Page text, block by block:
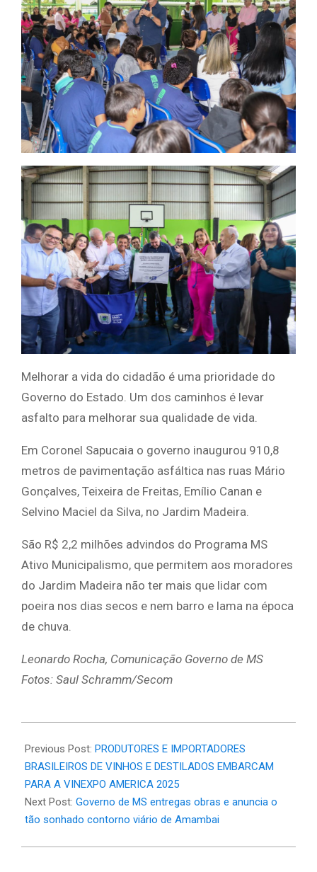
Melhorar a vida do cidadão é uma prioridade do
Governo do Estado. Um dos caminhos é levar
asfalto para melhorar sua qualidade de vida.
Em Coronel Sapucaia o governo inaugurou 910,8
metros de pavimentação asfáltica nas ruas Mário
Gonçalves, Teixeira de Freitas, Emílio Canan e
Selvino Maciel da Silva, no Jardim Madeira.
São R$ 2,2 milhões advindos do Programa MS
Ativo Municipalismo, que permitem aos moradores
do Jardim Madeira não ter mais que lidar com
poeira nos dias secos e nem barro e lama na época
de chuva.
Leonardo Rocha, Comunicação Governo de MS
Fotos: Saul Schramm/Secom
04-
04
Previous Post: PRODUTORES E IMPORTADORES
BRASILEIROS DE VINHOS E DESTILADOS EMBARCAM
PARA A VINEXPO AMERICA 2025
Next Post: Governo de MS entregas obras e anuncia o
tão sonhado contorno viário de Amambai